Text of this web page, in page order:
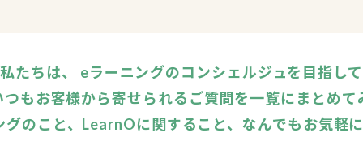
私たちは、 eラーニングのコンシェルジュを目指して
つもお客様から寄せられるご質問を一覧にまとめて
グのこと、LearnOに関すること、なんでもお気軽に